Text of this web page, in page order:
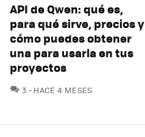
API de Qwen: qué es,
para qué sirve, precios y
cómo puedes obtener
una para usarla en tus
proyectos
3 COMENTARIOS
HACE 4 MESES